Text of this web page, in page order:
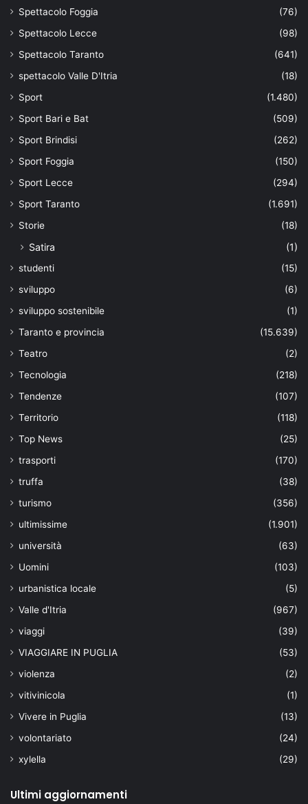
Spettacolo Foggia
(76)
Spettacolo Lecce
(98)
Spettacolo Taranto
(641)
spettacolo Valle D'Itria
(18)
Sport
(1.480)
Sport Bari e Bat
(509)
Sport Brindisi
(262)
Sport Foggia
(150)
Sport Lecce
(294)
Sport Taranto
(1.691)
Storie
(18)
Satira (1)
studenti
(15)
sviluppo
(6)
sviluppo sostenibile
(1)
Taranto e provincia
(15.639)
Teatro
(2)
Tecnologia
(218)
Tendenze
(107)
Territorio
(118)
Top News
(25)
trasporti
(170)
truffa
(38)
turismo
(356)
ultimissime
(1.901)
università
(63)
Uomini
(103)
urbanistica locale
(5)
Valle d'Itria
(967)
viaggi
(39)
VIAGGIARE IN PUGLIA
(53)
violenza
(2)
vitivinicola
(1)
Vivere in Puglia
(13)
volontariato
(24)
xylella
(29)
Ultimi aggiornamenti